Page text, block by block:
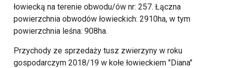
łowiecką na terenie obwodu/ów nr: 257. Łączna
powierzchnia obwodów łowieckich: 2910ha, w tym
powierzchnia leśna: 908ha.
Przychody ze sprzedaży tusz zwierzyny w roku
gospodarczym 2018/19 w kołe łowieckiem "Diana"